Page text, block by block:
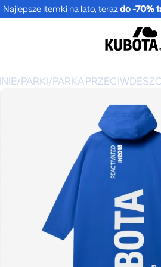
Najlepsze itemki na lato, terazdo -70%
BESTSELLER
KLAPKI BASIC
CIEMNOZIELONE
89.99 zł59.99
/PARKI/PARKA